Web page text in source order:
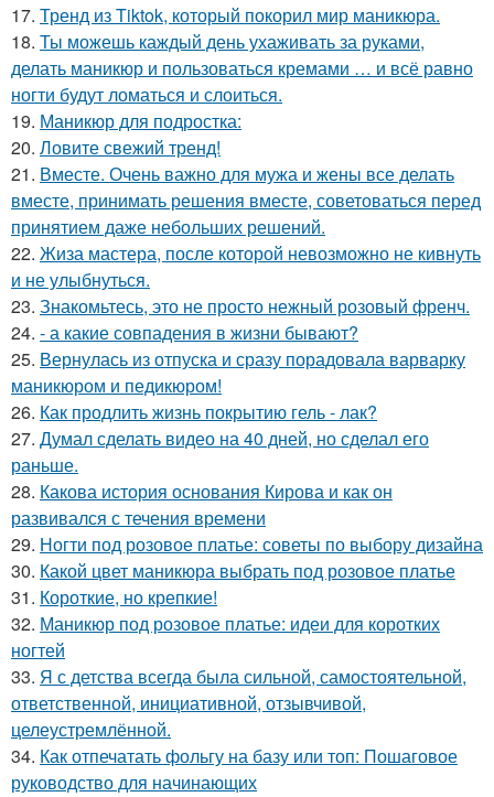
17. Тренд из Tiktok, который покорил мир маникюра.
18. Ты можешь каждый день ухаживать за руками,
делать маникюр и пользоваться кремами … и всё равно
ногти будут ломаться и слоиться.
19. Маникюр для подростка:
20. Ловите свежий тренд!
21. Вместе. Очень важно для мужа и жены все делать
вместе, принимать решения вместе, советоваться перед
принятием даже небольших решений.
22. Жиза мастера, после которой невозможно не кивнуть
и не улыбнуться.
23. Знакомьтесь, это не просто нежный розовый френч.
24. - а какие совпадения в жизни бывают?
25. Вернулась из отпуска и сразу порадовала варварку
маникюром и педикюром!
26. Как продлить жизнь покрытию гель - лак?
27. Думал сделать видео на 40 дней, но сделал его
раньше.
28. Какова история основания Кирова и как он
развивался с течения времени
29. Ногти под розовое платье: советы по выбору дизайна
30. Какой цвет маникюра выбрать под розовое платье
31. Короткие, но крепкие!
32. Маникюр под розовое платье: идеи для коротких
ногтей
33. Я с детства всегда была сильной, самостоятельной,
ответственной, инициативной, отзывчивой,
целеустремлённой.
34. Как отпечатать фольгу на базу или топ: Пошаговое
руководство для начинающих